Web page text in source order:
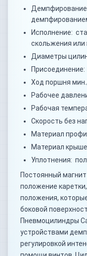
Исполнение:
скольжения или
Диаметры
Присоединение:
Ход поршня
Рабочее
Рабочая
Скорость без
Материал
Материал
Уплотнения:
Постоянный
положение
положения,
боковой
Пневмоцилиндры
устройствами
регулировкой